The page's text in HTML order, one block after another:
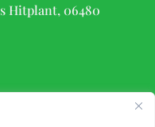
Hitplant, 06480